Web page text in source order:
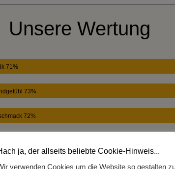
Unsere Wertung
71%
73%
72%
70%
ja, der allseits beliebte Cookie-Hinweis...
verwenden Cookies um die Website so gestalten